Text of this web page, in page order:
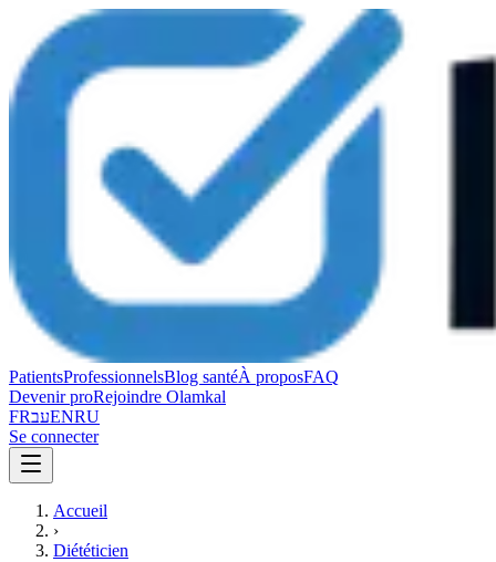
PatientsProfessionnelsBlog santéÀ proposFAQ
Devenir proRejoindre Olamkal
FRעבENRU
Se connecter
Accueil
›
Diététicien